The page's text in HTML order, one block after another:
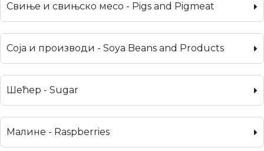
Свиње и свињско месо - Pigs and Pigmeat
Соја и производи - Soya Beans and Products
Шећер - Sugar
Малине - Raspberries